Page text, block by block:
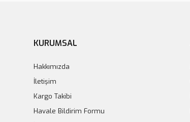
KURUMSAL
Hakkımızda
İletişim
Kargo Takibi
Havale Bildirim Formu